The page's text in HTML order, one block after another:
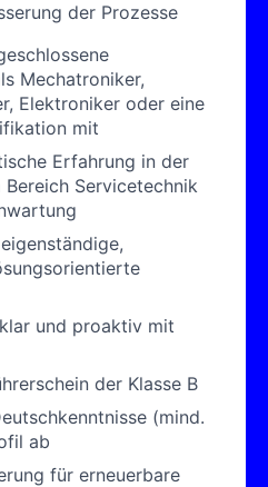
der Prozesse
Mechatroniker,
Elektroniker oder eine
mit
Erfahrung in der
Bereich Servicetechnik
und proaktiv mit
der Klasse B
(mind.
ab
für erneuerbare